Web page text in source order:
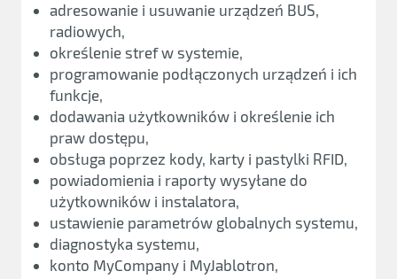
adresowanie i usuwanie urządzeń BUS,
radiowych,
określenie stref w systemie,
programowanie podłączonych urządzeń i ich
funkcje,
dodawania użytkowników i określenie ich
praw dostępu,
obsługa poprzez kody, karty i pastylki RFID,
powiadomienia i raporty wysyłane do
użytkowników i instalatora,
ustawienie parametrów globalnych systemu,
diagnostyka systemu,
konto MyCompany i MyJablotron,